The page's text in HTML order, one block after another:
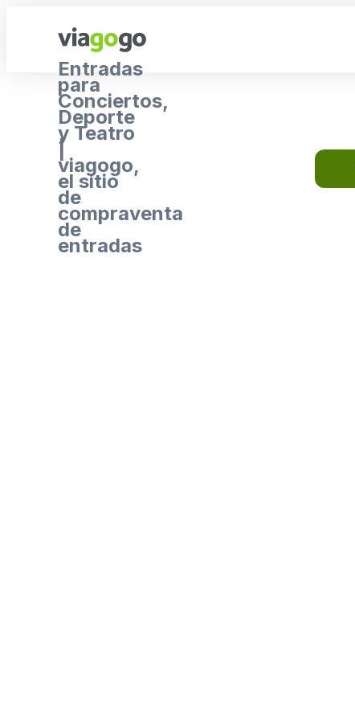
Entradas
para
Conciertos,
Deporte
y Teatro
|
viagogo,
el sitio
de
compraventa
de
entradas